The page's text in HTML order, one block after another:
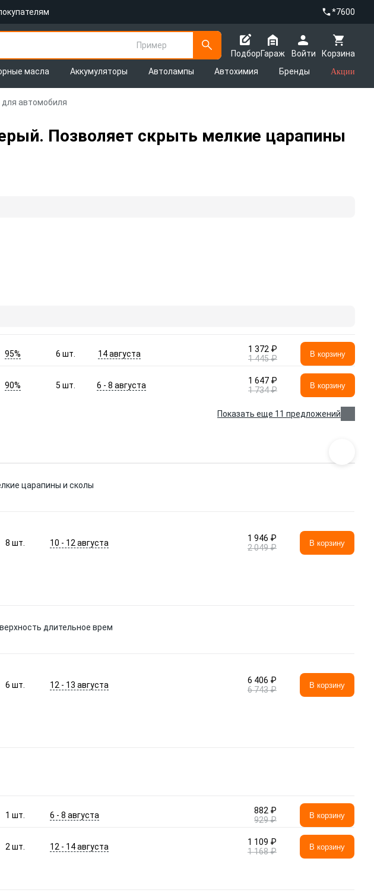
*7600
Пример
Подбор
Корзина
Гараж
Войти
масла Аккумуляторы Автолампы Автохимия Бренды Акции
для автомобиля
Позволяет скрыть мелкие царапины
95% 6шт. 14 августа
1 372 ₽
1 445 ₽
В корзину
90% 5шт. 6 - 8 августа
1 647 ₽
1 734 ₽
В корзину
Показать еще 11 предложений
царапины и сколы
8шт. 10 - 12 августа
1 946 ₽
2 049 ₽
В корзину
длительное врем
6шт. 12 - 13 августа
6 406 ₽
6 743 ₽
В корзину
1шт. 6 - 8 августа
882 ₽
929 ₽
В корзину
2шт. 12 - 14 августа
1 109 ₽
1 168 ₽
В корзину